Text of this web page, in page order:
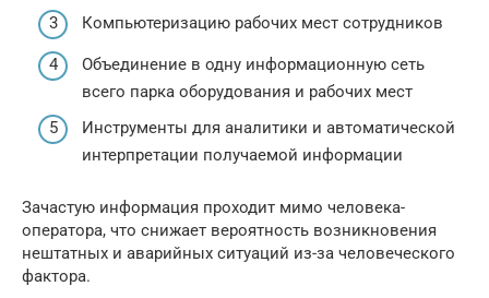
Компьютеризацию рабочих мест сотрудников
Объединение в одну информационную сеть
всего парка оборудования и рабочих мест
Инструменты для аналитики и автоматической
интерпретации получаемой информации
Зачастую информация проходит мимо человека-
оператора, что снижает вероятность возникновения
нештатных и аварийных ситуаций из-за человеческого
фактора.